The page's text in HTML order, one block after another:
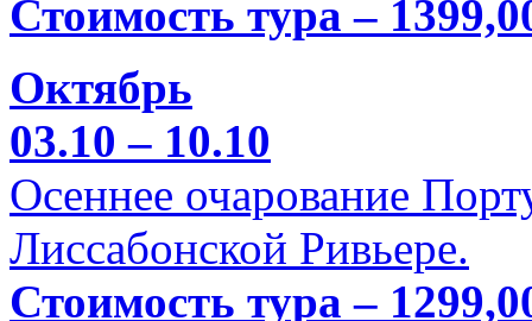
Стоимость тура –
Октябрь
03.10 – 10.10
Осеннее очарование
Лиссабонской Ривьере.
Стоимость тура –